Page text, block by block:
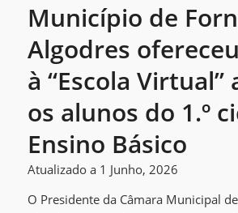
Município de
Algodres
à “Escola Virtual”
os alunos do 1.º
Ensino Básico
Atualizado a 1 Junho, 2026
O Presidente da Câmara Municipal